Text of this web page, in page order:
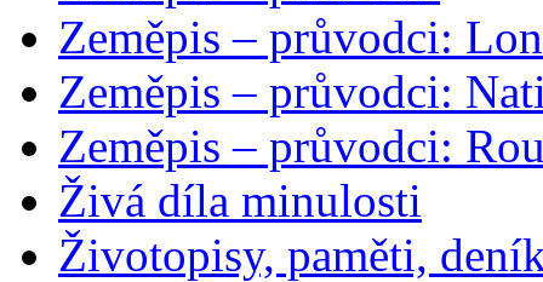
Zeměpis – průvodci:
Zeměpis – průvodci:
Zeměpis – průvodci:
Živá díla minulosti
Životopisy, paměti,